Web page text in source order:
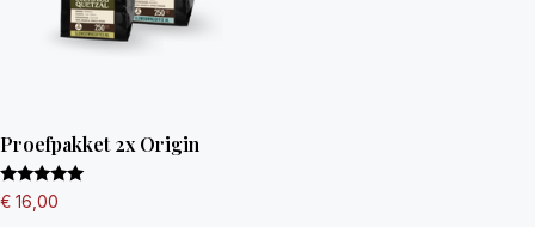
Proefpakket 2x Origin
Gewaardeerd
5.00
€ 16,00